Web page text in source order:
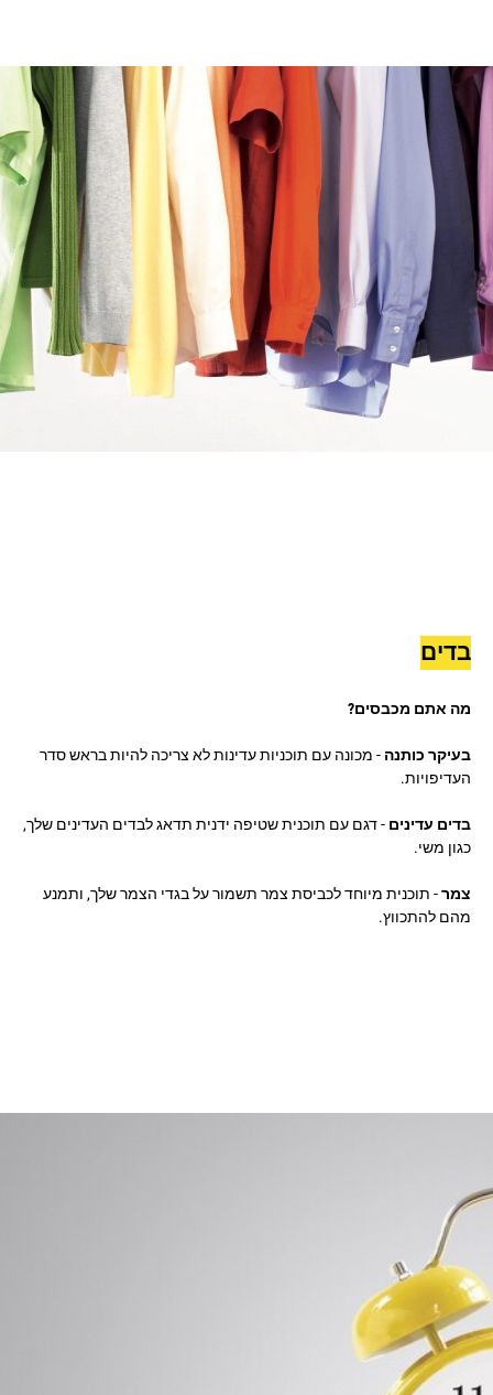
בדים
מה אתם מכבסים?
בעיקר כותנה - מכונה עם תוכניות עדינות לא צריכה להיות בראש סדר
העדיפויות.
בדים עדינים - דגם עם תוכנית שטיפה ידנית תדאג לבדים העדינים שלך,
כגון משי.
צמר- תוכנית מיוחד לכביסת צמר תשמור על בגדי הצמר שלך, ותמנע
מהם להתכווץ.